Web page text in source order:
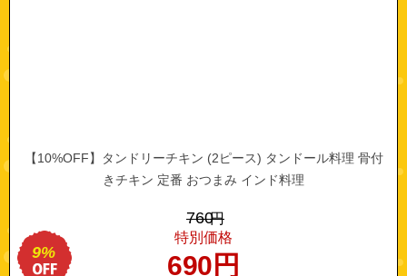
【10%OFF】タンドリーチキン (2ピース) タンドール料理 骨付
きチキン 定番 おつまみ インド料理
760円
特別価格
690 円
9%